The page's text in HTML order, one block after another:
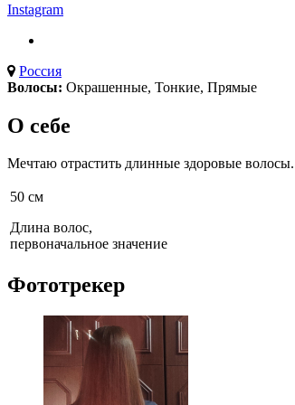
Instagram
Россия
Волосы: Окрашенные, Тонкие, Прямые
О себе
Мечтаю отрастить длинные здоровые волосы.
50 см
Длина волос,
первоначальное значение
Фототрекер